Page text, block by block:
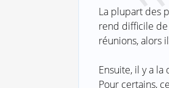
La plupart des
rend difficile
réunions, alors
Ensuite, il y a
Pour certains,